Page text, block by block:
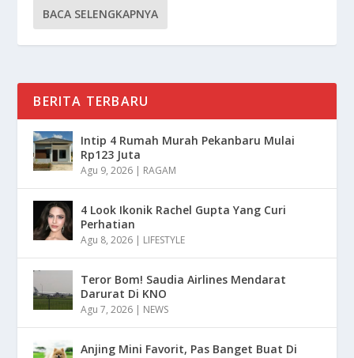
BACA SELENGKAPNYA
BERITA TERBARU
Intip 4 Rumah Murah Pekanbaru Mulai
Rp123 Juta
Agu 9, 2026 | RAGAM
4 Look Ikonik Rachel Gupta Yang Curi
Perhatian
Agu 8, 2026 | LIFESTYLE
Teror Bom! Saudia Airlines Mendarat
Darurat Di KNO
Agu 7, 2026 | NEWS
Anjing Mini Favorit, Pas Banget Buat Di